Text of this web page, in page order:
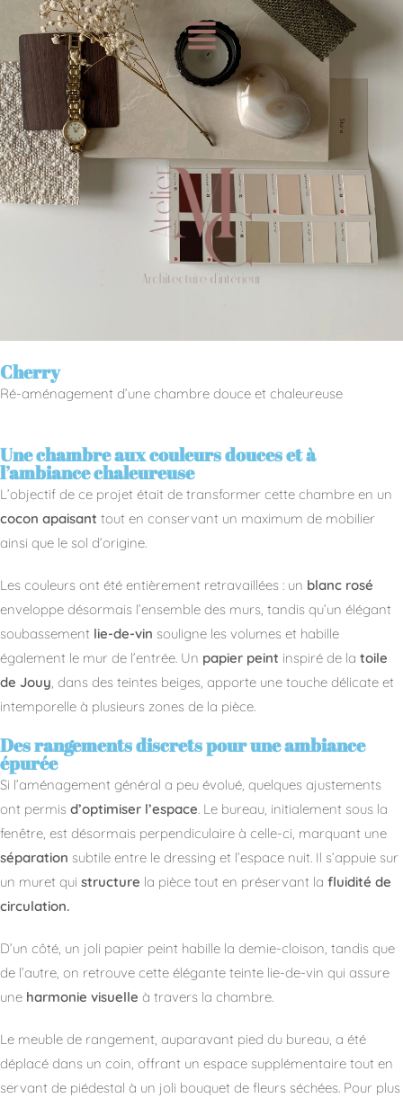
Cherry
Ré-aménagement d’une chambre douce et chaleureuse
Une chambre aux couleurs douces et à
l’ambiance chaleureuse
L’objectif de ce projet était de transformer cette chambre en un
cocon apaisant tout en conservant un maximum de mobilier
ainsi que le sol d’origine.
Les couleurs ont été entièrement retravaillées : un blanc rosé
enveloppe désormais l’ensemble des murs, tandis qu’un élégant
soubassement lie-de-vin souligne les volumes et habille
également le mur de l’entrée. Un papier peint inspiré de la toile
de Jouy , dans des teintes beiges, apporte une touche délicate et
intemporelle à plusieurs zones de la pièce.
Des rangements discrets pour une ambiance
épurée
Si l’aménagement général a peu évolué, quelques ajustements
ont permis d’optimiser l’espace . Le bureau, initialement sous la
fenêtre, est désormais perpendiculaire à celle-ci, marquant une
séparation subtile entre le dressing et l’espace nuit. Il s’appuie sur
un muret qui structure la pièce tout en préservant la fluidité de
circulation.
D’un côté, un joli papier peint habille la demie-cloison, tandis que
de l’autre, on retrouve cette élégante teinte lie-de-vin qui assure
une harmonie visuelle à travers la chambre.
Le meuble de rangement, auparavant pied du bureau, a été
déplacé dans un coin, offrant un espace supplémentaire tout en
servant de piédestal à un joli bouquet de fleurs séchées. Pour plus